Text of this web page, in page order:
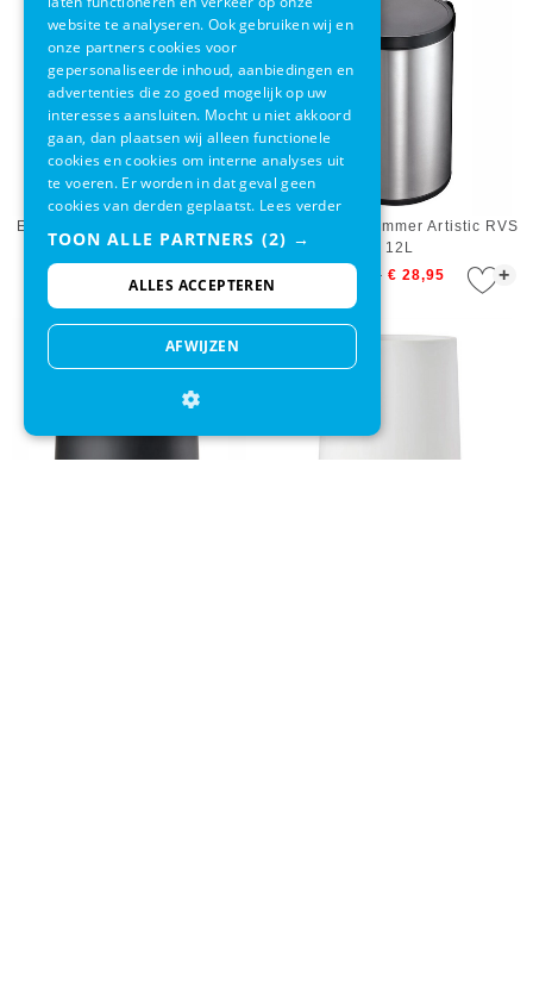
EKO Pedaalemmer Artistic 20L
+
EKO Pedaalemmer Artistic RVS
12L
€ 31,95 € 28,95
website te analyseren. Ook gebruiken wij en
onze partners cookies voor
gepersonaliseerde inhoud, aanbiedingen en
advertenties die zo goed mogelijk op uw
interesses aansluiten. Mocht u niet akkoord
gaan, dan plaatsen wij alleen functionele
cookies en cookies om interne analyses uit
te voeren. Er worden in dat geval geen
cookies van derden geplaatst. Lees verder
TOON ALLE PARTNERS (2) →
ALLES ACCEPTEREN
AFWIJZEN